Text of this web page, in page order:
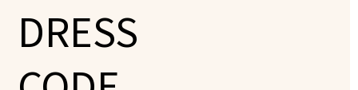
DRESS